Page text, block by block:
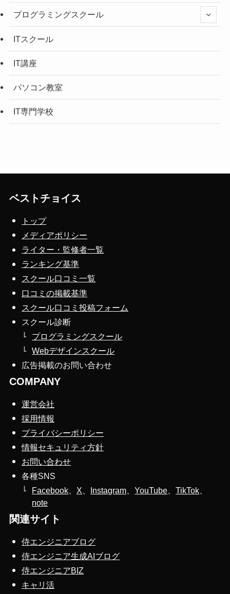
プログラミングスクール
ITスクール
IT講座
パソコン教室
IT専門学校
ベストチョイス
トップ
メディアポリシー
ライター・監修者一覧
ランキング基準
スクール口コミ一覧
口コミの掲載基準
スクール口コミ投稿フォーム
スクール診断
プログラミングスクール
Webデザインスクール
広告掲載のお問い合わせ
COMPANY
運営会社
採用情報
プライバシーポリシー
情報セキュリティ方針
お問い合わせ
各種SNS
Facebook
X Instagram 、YouTube 、TikTok
note
関連サイト
侍エンジニアブログ
侍エンジニア生成AIブログ
侍エンジニアBIZ
キャリ活